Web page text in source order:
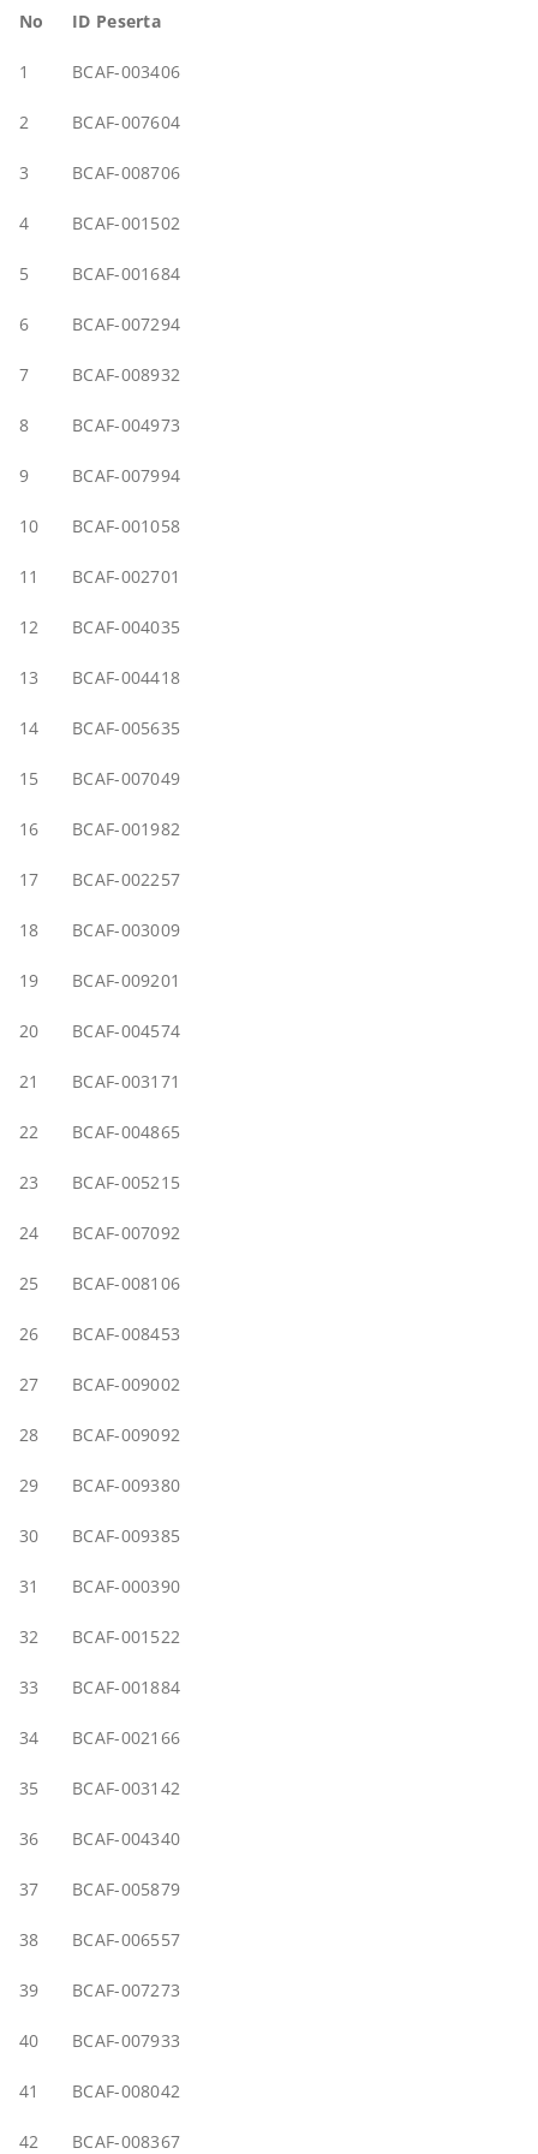
No ID Peserta
1 BCAF-003406
2 BCAF-007604
3 BCAF-008706
4 BCAF-001502
5 BCAF-001684
6 BCAF-007294
7 BCAF-008932
8 BCAF-004973
9 BCAF-007994
10 BCAF-001058
11 BCAF-002701
12 BCAF-004035
13 BCAF-004418
14 BCAF-005635
15 BCAF-007049
16 BCAF-001982
17 BCAF-002257
18 BCAF-003009
19 BCAF-009201
20 BCAF-004574
21 BCAF-003171
22 BCAF-004865
23 BCAF-005215
24 BCAF-007092
25 BCAF-008106
26 BCAF-008453
27 BCAF-009002
28 BCAF-009092
29 BCAF-009380
30 BCAF-009385
31 BCAF-000390
32 BCAF-001522
33 BCAF-001884
34 BCAF-002166
35 BCAF-003142
36 BCAF-004340
37 BCAF-005879
38 BCAF-006557
39 BCAF-007273
40 BCAF-007933
41 BCAF-008042
42 BCAF-008367